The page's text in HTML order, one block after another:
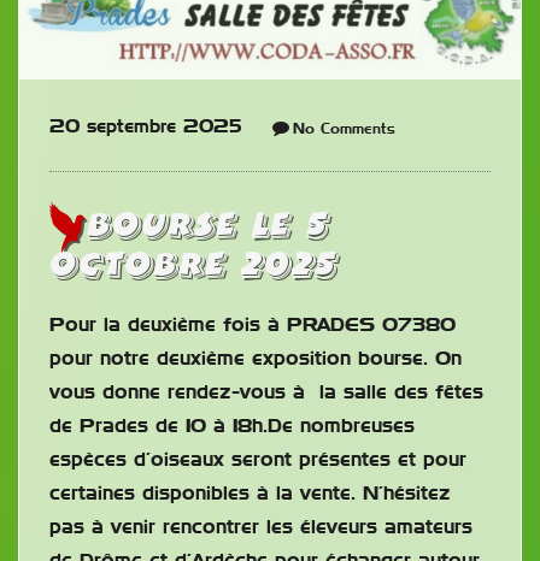
20 septembre 2025 No Comments
Bourse le 5
octobre 2025
Pour la deuxième fois à PRADES 07380
pour notre deuxième exposition bourse. On
vous donne rendez-vous à la salle des fêtes
de Prades de 10 à 18h.De nombreuses
espèces d’oiseaux seront présentes et pour
certaines disponibles à la vente. N’hésitez
pas à venir rencontrer les éleveurs amateurs